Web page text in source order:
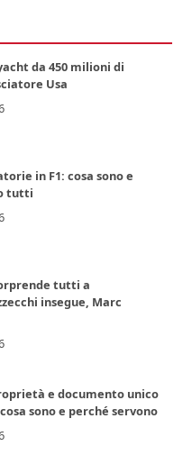
da 450 milioni di
Usa
in F1: cosa sono e
tutti
tutti a
insegue, Marc
e documento unico
sono e perché servono